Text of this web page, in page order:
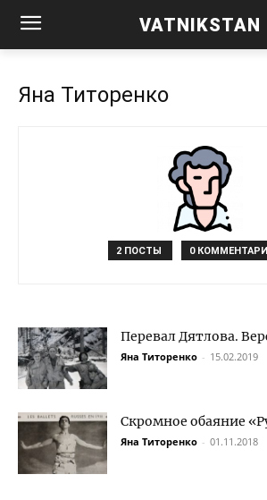
VATNIKSTAN
Яна Титоренко
2 ПОСТЫ 0
Перевал Дятлова.
Яна Титоренко - 15.02.2019
Скромное обаяние
Яна Титоренко - 01.11.2018